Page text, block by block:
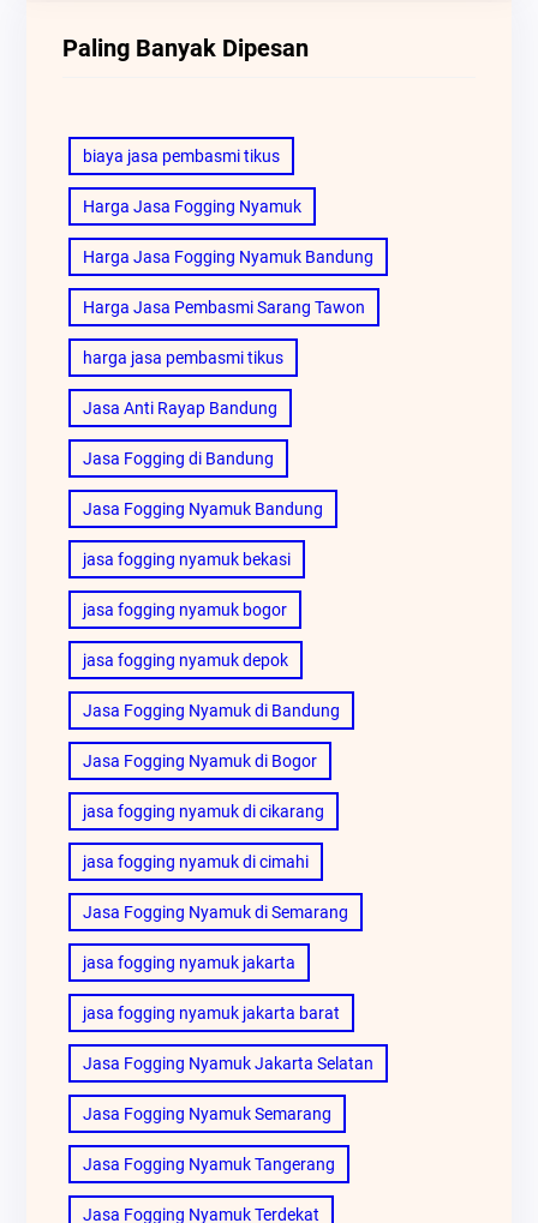
Paling Banyak Dipesan
biaya jasa pembasmi tikus
Harga Jasa Fogging Nyamuk
Harga Jasa Fogging Nyamuk Bandung
Harga Jasa Pembasmi Sarang Tawon
harga jasa pembasmi tikus
Jasa Anti Rayap Bandung
Jasa Fogging di Bandung
Jasa Fogging Nyamuk Bandung
jasa fogging nyamuk bekasi
jasa fogging nyamuk bogor
jasa fogging nyamuk depok
Jasa Fogging Nyamuk di Bandung
Jasa Fogging Nyamuk di Bogor
jasa fogging nyamuk di cikarang
jasa fogging nyamuk di cimahi
Jasa Fogging Nyamuk di Semarang
jasa fogging nyamuk jakarta
jasa fogging nyamuk jakarta barat
Jasa Fogging Nyamuk Jakarta Selatan
Jasa Fogging Nyamuk Semarang
Jasa Fogging Nyamuk Tangerang
Jasa Fogging Nyamuk Terdekat